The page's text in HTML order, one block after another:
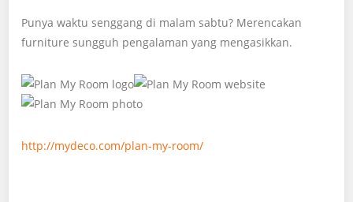
Punya waktu senggang di malam sabtu? Merencakan
furniture sungguh pengalaman yang mengasikkan.
http://mydeco.com/plan-my-room/